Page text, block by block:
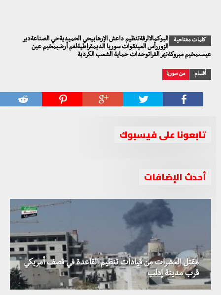
كلمات مفتاحية
البوكمالالرقةتنظيم داعش الإرهابيحي الحميديةحي الصناعةدير
الزوررأس العينقوات سوريا الديمقراطيةلغم أرضيمخيم عين
عيسىمخيم مبروكةنهر الفراتوحدات حماية الشعب الكردية
أقسام من سوريا
تابعونا على فيسبوك
أحدث الإضافات
مقتل العشرات من قيادات تنظيم القاعدة في قصف أمريكي
قرب مدينة إدلب